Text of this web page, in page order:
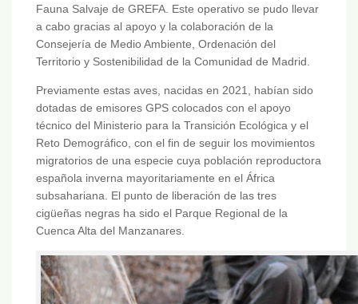
Fauna Salvaje de GREFA. Este operativo se pudo llevar
a cabo gracias al apoyo y la colaboración de la
Consejería de Medio Ambiente, Ordenación del
Territorio y Sostenibilidad de la Comunidad de Madrid.
Previamente estas aves, nacidas en 2021, habían sido
dotadas de emisores GPS colocados con el apoyo
técnico del Ministerio para la Transición Ecológica y el
Reto Demográfico, con el fin de seguir los movimientos
migratorios de una especie cuya población reproductora
española inverna mayoritariamente en el África
subsahariana. El punto de liberación de las tres
cigüeñas negras ha sido el Parque Regional de la
Cuenca Alta del Manzanares.